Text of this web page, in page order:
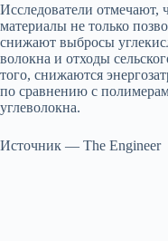
Исследователи отмечают,
материалы не только
снижают выбросы
волокна и отходы
того, снижаются
по сравнению с
углеволокна.
Источник — The Engineer